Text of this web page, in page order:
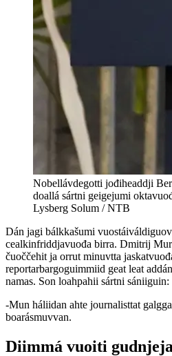
Nobellávdegotti jođiheaddji
doallá sártni geigejumi
Lysberg Solum / NTB
Dán jagi bálkkašumi
cealkinfriddjavuođa birra. Dmitrij
čuoččehit ja orrut minuvtta
reportarbargoguimmiid geat leat
namas. Son loahpahii sártni sániiguin:
-Mun háliidan ahte journalisttat
boarásmuvvan.
Diimmá vuoiti